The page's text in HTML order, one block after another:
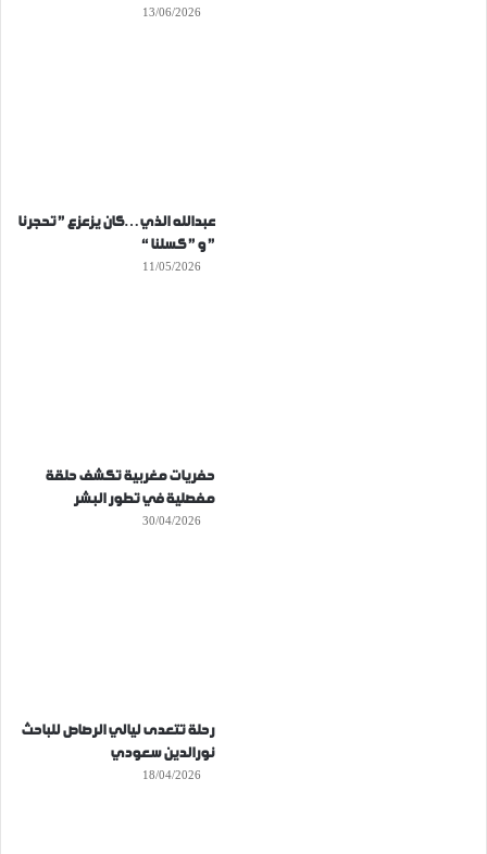
13/06/2026
عبدالله الذي…كان يزعزع ” تحجرنا
” و ” كسلنا “
11/05/2026
حفريات مغربية تكشف حلقة
مفصلية في تطور البشر
30/04/2026
رحلة تتعدى ليالي الرصاص للباحث
نورالدين سعودي
18/04/2026